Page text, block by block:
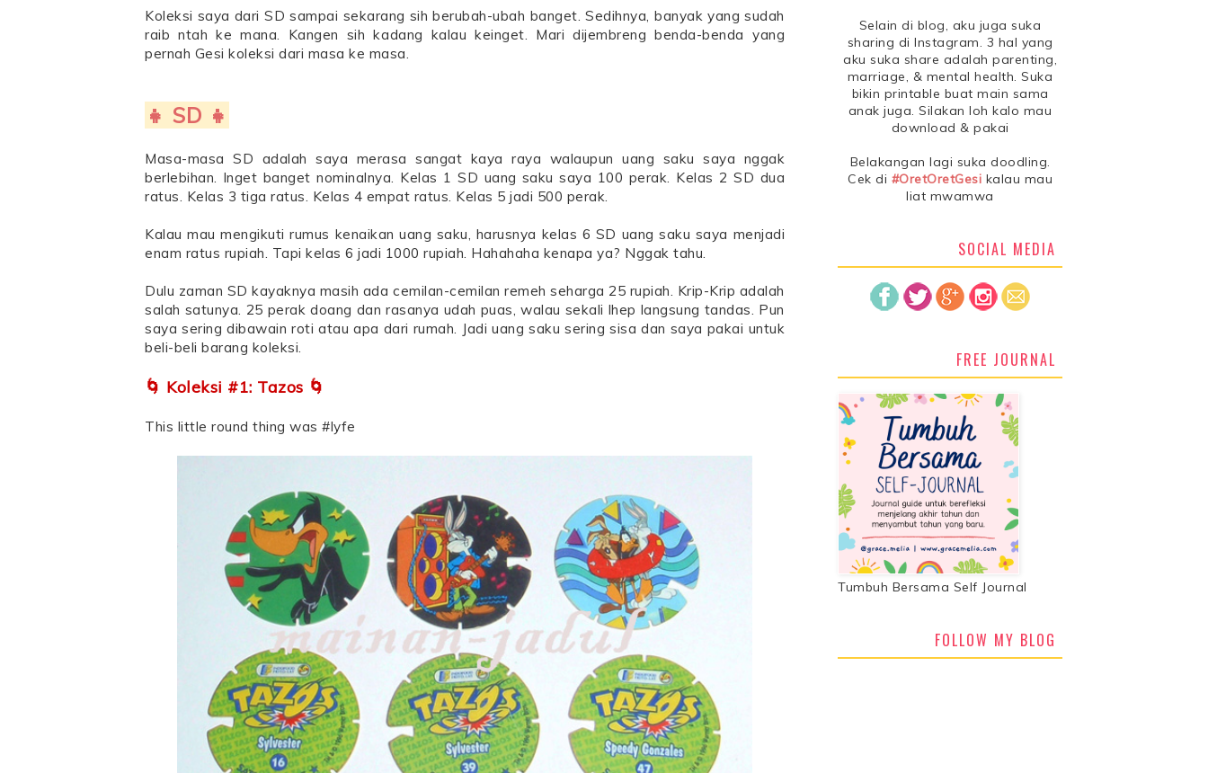
Koleksi saya dari SD sampai sekarang sih berubah-ubah banget. Sedihnya, banyak yang sudah
raib ntah ke mana. Kangen sih kadang kalau keinget. Mari dijembreng benda-benda yang
pernah Gesi koleksi dari masa ke masa.
👧 SD 👧
Masa-masa SD adalah saya merasa sangat kaya raya walaupun uang saku saya nggak
berlebihan. Inget banget nominalnya. Kelas 1 SD uang saku saya 100 perak. Kelas 2 SD dua
ratus. Kelas 3 tiga ratus. Kelas 4 empat ratus. Kelas 5 jadi 500 perak.
Kalau mau mengikuti rumus kenaikan uang saku, harusnya kelas 6 SD uang saku saya menjadi
enam ratus rupiah. Tapi kelas 6 jadi 1000 rupiah. Hahahaha kenapa ya? Nggak tahu.
Dulu zaman SD kayaknya masih ada cemilan-cemilan remeh seharga 25 rupiah. Krip-Krip adalah
salah satunya. 25 perak doang dan rasanya udah puas, walau sekali lhep langsung tandas. Pun
saya sering dibawain roti atau apa dari rumah. Jadi uang saku sering sisa dan saya pakai untuk
beli-beli barang koleksi.
🌀 Koleksi #1: Tazos 🌀
This little round thing was #lyfe
Selain di blog, aku juga suka
sharing di Instagram. 3 hal yang
aku suka share adalah parenting,
marriage, & mental health. Suka
bikin printable buat main sama
anak juga. Silakan loh kalo mau
download & pakai
Belakangan lagi suka doodling.
Cek di #OretOretGesi kalau mau
liat mwamwa
SOCIAL MEDIA
FREE JOURNAL
Tumbuh Bersama Self Journal
FOLLOW MY BLOG